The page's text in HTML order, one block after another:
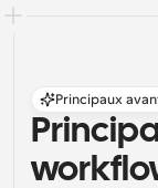
Principaux